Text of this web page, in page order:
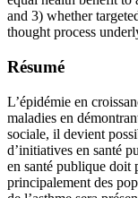
and 3) whether
thought process
Résumé
L’épidémie en
maladies en
sociale, il devient
d’initiatives en santé
en santé publique doit
principalement des